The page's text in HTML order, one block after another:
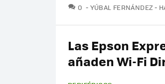
0 COMENTARIOS
YÚBAL FERNÁNDEZ
Las Epson
añaden Wi-Fi